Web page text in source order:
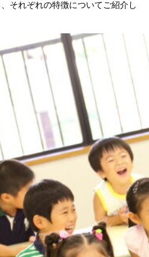
それぞれの特徴についてご紹介し